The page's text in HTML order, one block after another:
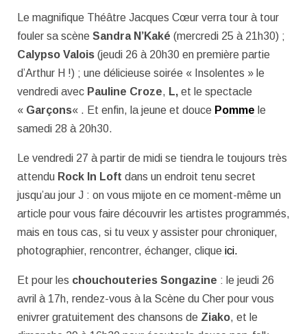
Le magnifique Théâtre Jacques Cœur verra tour à tour
fouler sa scène Sandra N’Kaké (mercredi 25 à 21h30) ;
Calypso Valois (jeudi 26 à 20h30 en première partie
d’Arthur H !) ; une délicieuse soirée « Insolentes » le
vendredi avec Pauline Croze, L, et le spectacle
« Garçons« . Et enfin, la jeune et douce Pomme le
samedi 28 à 20h30.
Le vendredi 27 à partir de midi se tiendra le toujours très
attendu Rock In Loft dans un endroit tenu secret
jusqu’au jour J : on vous mijote en ce moment-même un
article pour vous faire découvrir les artistes programmés,
mais en tous cas, si tu veux y assister pour chroniquer,
photographier, rencontrer, échanger, clique ici.
Et pour les chouchouteries Songazine : le jeudi 26
avril à 17h, rendez-vous à la Scène du Cher pour vous
enivrer gratuitement des chansons de Ziako, et le